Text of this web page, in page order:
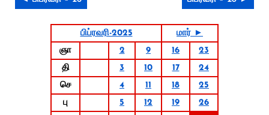
பிப்ரவரி-2025
மார் ►
ஞா
2 9 16
23
தி
3 10 17
24
செ
4 11 18
25
பு
5 12 19
26